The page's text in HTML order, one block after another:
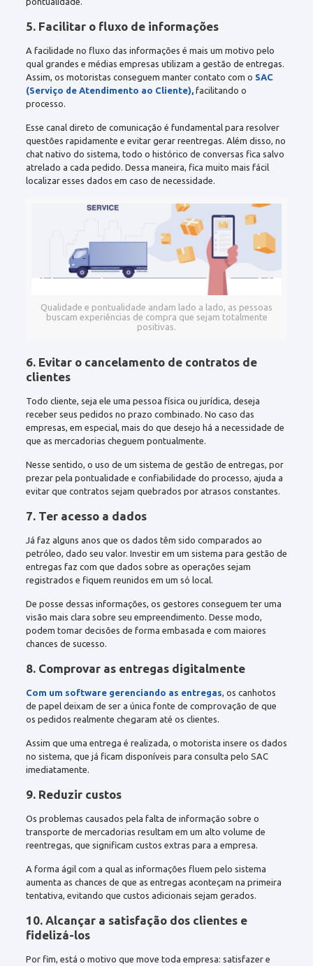
5. Facilitar o fluxo de informações
A facilidade no fluxo das informações é mais um motivo pelo
qual grandes e médias empresas utilizam a gestão de entregas.
Assim, os motoristas conseguem manter contato com o SAC
(Serviço de Atendimento ao Cliente), facilitando o
processo.
Esse canal direto de comunicação é fundamental para resolver
questões rapidamente e evitar gerar reentregas. Além disso, no
chat nativo do sistema, todo o histórico de conversas fica salvo
atrelado a cada pedido. Dessa maneira, fica muito mais fácil
localizar esses dados em caso de necessidade.
Qualidade e pontualidade andam lado a lado, as pessoas
buscam experiências de compra que sejam totalmente
positivas.
6. Evitar o cancelamento de contratos de
clientes
Todo cliente, seja ele uma pessoa física ou jurídica, deseja
receber seus pedidos no prazo combinado. No caso das
empresas, em especial, mais do que desejo há a necessidade de
que as mercadorias cheguem pontualmente.
Nesse sentido, o uso de um sistema de gestão de entregas, por
prezar pela pontualidade e confiabilidade do processo, ajuda a
evitar que contratos sejam quebrados por atrasos constantes.
7. Ter acesso a dados
Já faz alguns anos que os dados têm sido comparados ao
petróleo, dado seu valor. Investir em um sistema para gestão de
entregas faz com que dados sobre as operações sejam
registrados e fiquem reunidos em um só local.
De posse dessas informações, os gestores conseguem ter uma
visão mais clara sobre seu empreendimento. Desse modo,
podem tomar decisões de forma embasada e com maiores
chances de sucesso.
8. Comprovar as entregas digitalmente
Com um software gerenciando as entregas, os canhotos
de papel deixam de ser a única fonte de comprovação de que
os pedidos realmente chegaram até os clientes.
Assim que uma entrega é realizada, o motorista insere os dados
no sistema, que já ficam disponíveis para consulta pelo SAC
imediatamente.
9. Reduzir custos
Os problemas causados pela falta de informação sobre o
transporte de mercadorias resultam em um alto volume de
reentregas, que significam custos extras para a empresa.
A forma ágil com a qual as informações fluem pelo sistema
aumenta as chances de que as entregas aconteçam na primeira
tentativa, evitando que custos adicionais sejam gerados.
10. Alcançar a satisfação dos clientes e
fidelizá-los
Por fim, está o motivo que move toda empresa: satisfazer e